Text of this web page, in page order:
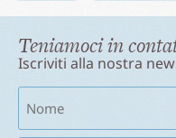
Teniamoci in
Iscriviti alla nostra
Nome
(Obbligatorio)